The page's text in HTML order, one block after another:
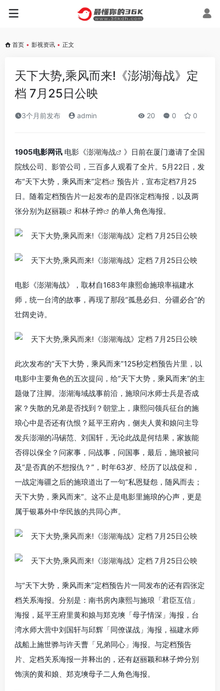
首页 • 影视资讯 • 正文
天下大势,乘风而来!《澎湖海战》定
档 7月25日公映
3个月前发布 admin 20 0 0
1905电影网讯 电影《澎湖海战
》日前在厦门邀请了全国
院线公司、影管公司，三百多人观看了全片。5月22日，发
布“天下大势，乘风而来”定档
预告片，宣布定档7月25
日。随着定档预告片一起发布的是四张定档海报，以及两
张分别为赵丽颖 和林子烨 的单人角色海报。
电影《澎湖海战》，取材自1683年康熙命施琅率福建水
师，统一台湾的故事，再现了那段“孤悬必归、分疆必合”的
壮阔史诗。
此次发布的“天下大势，乘风而来”125秒定档预告片里，以
电影中主要角色的五次提问，给“天下大势，乘风而来”的主
题做了注脚。澎湖海域战事前沿，施琅问水师士兵是否成
家？失散的兄弟是否找到？朝堂上，康熙问领兵征台的施
琅心中是否还有仇恨？延平王府內，侧夫人黄和娘问主导
发兵澎湖的冯锡范、刘国轩，无论此战是何结果，家族能
否得以保全？问家事，问战事，问国事，最后，施琅被问
及“是否真的不想报仇？”，时年63岁、经历了以战促和，
一战定海疆之后的施琅道出了一句“私恩疑怨，随风而去；
天下大势，乘风而来”。这不止是电影里施琅的心声，更是
属于银幕外中华民族的共同心声。
与“天下大势，乘风而来”定档预告片一同发布的还有四张定
档关系海报。分别是：南书房內康熙与施琅「君臣互信」
海报，延平王府里黄和娘与郑克塽「母子情深」海报，台
湾水师大营中刘国轩与邱辉「同僚谋战」海报，福建水师
战船上施世骅与许天曹「兄弟同心」海报。与定档预告
片、定档关系海报一并释出的，还有赵丽颖和林子烨分別
饰演的黄和娘、郑克塽母子二人角色海报。